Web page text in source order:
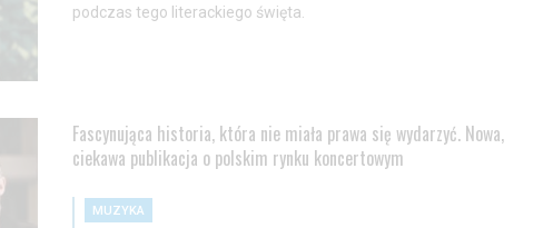
podczas tego literackiego święta.
Fascynująca historia, która nie miała prawa się wydarzyć. Nowa,
ciekawa publikacja o polskim rynku koncertowym
MUZYKA